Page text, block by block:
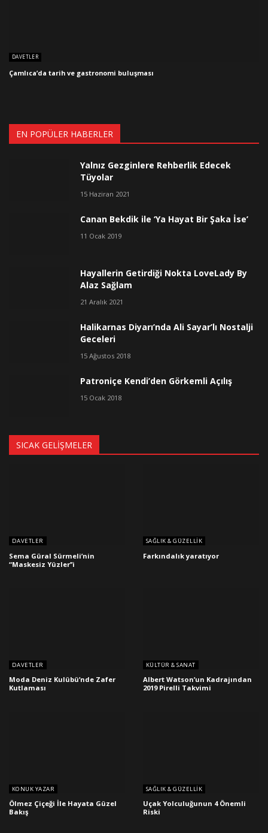
DAVETLER
Çamlıca’da tarih ve gastronomi buluşması
EN POPÜLER HABERLER
Yalnız Gezginlere Rehberlik Edecek
Tüyolar
15 Haziran 2021
Canan Bekdik ile ‘Ya Hayat Bir Şaka İse’
11 Ocak 2019
Hayallerin Getirdiği Nokta LoveLady By
Alaz Sağlam
21 Aralık 2021
Halikarnas Diyarı’nda Ali Sayar’lı Nostalji
Geceleri
15 Ağustos 2018
Patroniçe Kendi’den Görkemli Açılış
15 Ocak 2018
SICAK GELIŞMELER
DAVETLER
Sema Güral Sürmeli’nin
“Maskesiz Yüzler’’i
SAĞLIK & GÜZELLIK
Farkındalık yaratıyor
DAVETLER
Moda Deniz Kulübü’nde Zafer
Kutlaması
KÜLTÜR & SANAT
Albert Watson’un Kadrajından
2019 Pirelli Takvimi
KONUK YAZAR
Ölmez Çiçeği İle Hayata Güzel
Bakış
SAĞLIK & GÜZELLIK
Uçak Yolculuğunun 4 Önemli
Riski